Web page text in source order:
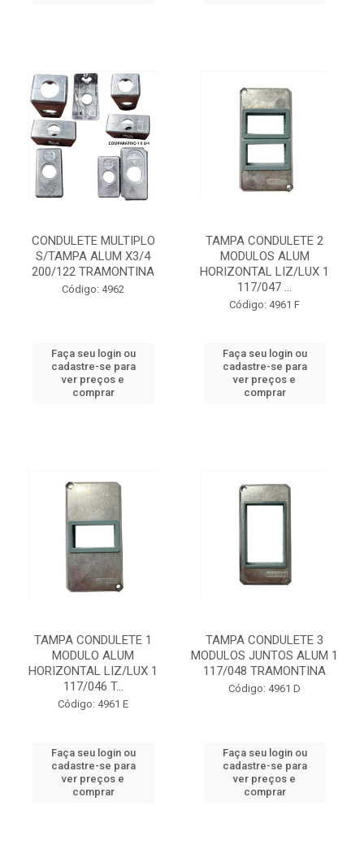
CONDULETE MULTIPLO
S/TAMPA ALUM X3/4
200/122 TRAMONTINA
Código: 4962
Faça seu login ou
cadastre-se para
ver preços e
comprar
TAMPA CONDULETE 2
MODULOS ALUM
HORIZONTAL LIZ/LUX 1
117/047 ...
Código: 4961 F
Faça seu login ou
cadastre-se para
ver preços e
comprar
TAMPA CONDULETE 1
MODULO ALUM
HORIZONTAL LIZ/LUX 1
117/046 T...
Código: 4961 E
Faça seu login ou
cadastre-se para
ver preços e
comprar
TAMPA CONDULETE 3
MODULOS JUNTOS ALUM 1
117/048 TRAMONTINA
Código: 4961 D
Faça seu login ou
cadastre-se para
ver preços e
comprar